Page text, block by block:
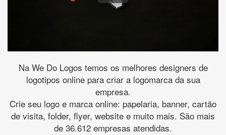
Na We Do Logos temos os melhores designers de
logotipos online para criar a logomarca da sua
empresa.
Crie seu logo e marca online: papelaria, banner, cartão
de visita, folder, flyer, website e muito mais. São mais
de 36.612 empresas atendidas.